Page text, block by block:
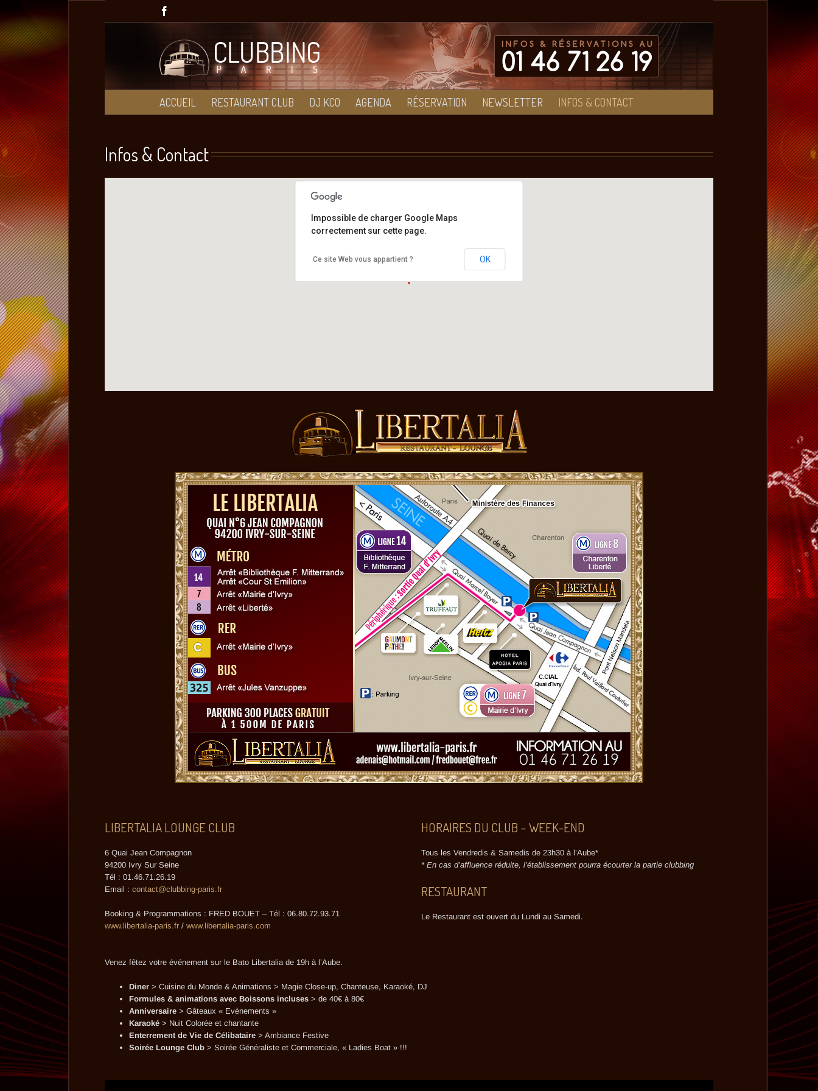
contenu
ACCUEIL RESTAURANT CLUB DJ KCO AGENDA RÉSERVATION NEWSLETTER INFOS & CONTACT
Infos & Contact
6 Quai Jean Compagnon 94200 Ivry-sur-Seine
Impossible de charger Google Maps
correctement sur cette page.
Ce site Web vous appartient ? OK
LIBERTALIA LOUNGE CLUB
6 Quai Jean Compagnon
94200 Ivry Sur Seine
Tél : 01.46.71.26.19
Email : contact@clubbing-paris.fr
Booking & Programmations : FRED BOUET – Tél : 06.80.72.93.71
www.libertalia-paris.fr/ www.libertalia-paris.com
HORAIRES DU CLUB – WEEK-END
Tous les Vendredis & Samedis de 23h30 à l’Aube*
* En cas d’affluence réduite, l’établissement pourra écourter la partie clubbing
RESTAURANT
Le Restaurant est ouvert du Lundi au Samedi.
Venez fêtez votre événement sur le Bato Libertalia de 19h à l’Aube.
Diner> Cuisine du Monde & Animations > Magie Close-up, Chanteuse, Karaoké, DJ
Formules & animations avec Boissons incluses> de 40€ à 80€
Anniversaire> Gâteaux « Evènements »
Karaoké> Nuit Colorée et chantante
Enterrement de Vie de Célibataire> Ambiance Festive
Soirée Lounge Club> Soirée Généraliste et Commerciale, « Ladies Boat » !!!